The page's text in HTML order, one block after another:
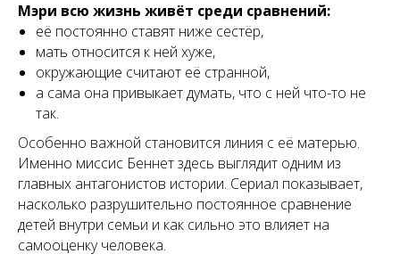
Мэри всю жизнь живёт среди сравнений:
её постоянно ставят ниже сестёр,
мать относится к ней хуже,
окружающие считают её странной,
а сама она привыкает думать, что с ней что-то не
так.
Особенно важной становится линия с её матерью.
Именно миссис Беннет здесь выглядит одним из
главных антагонистов истории. Сериал показывает,
насколько разрушительно постоянное сравнение
детей внутри семьи и как сильно это влияет на
самооценку человека.